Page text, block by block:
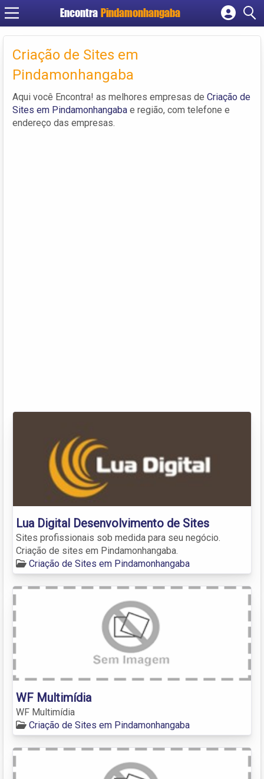
Encontra Pindamonhangaba
Cadastrar empresa
Criar conta
Criação de Sites em
Pindamonhangaba
Aqui você Encontra! as melhores empresas de Criação de
Sites em Pindamonhangaba e região, com telefone e
endereço das empresas.
Lua Digital Desenvolvimento de Sites
Sites profissionais sob medida para seu negócio.
Criação de sites em Pindamonhangaba.
Criação de Sites em Pindamonhangaba
WF Multimídia
WF Multimídia
Criação de Sites em Pindamonhangaba